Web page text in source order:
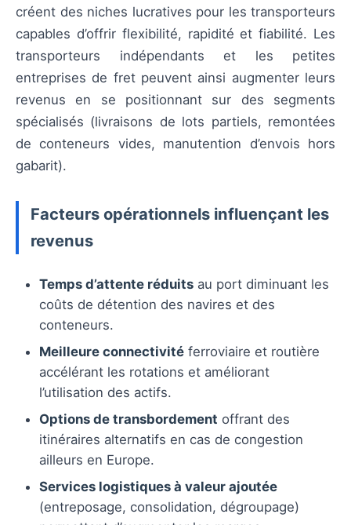
créent des niches lucratives pour les transporteurs
capables d’offrir flexibilité, rapidité et fiabilité. Les
transporteurs indépendants et les petites
entreprises de fret peuvent ainsi augmenter leurs
revenus en se positionnant sur des segments
spécialisés (livraisons de lots partiels, remontées
de conteneurs vides, manutention d’envois hors
gabarit).
Facteurs opérationnels influençant les
revenus
Temps d’attente réduits au port diminuant les
coûts de détention des navires et des
conteneurs.
Meilleure connectivité ferroviaire et routière
accélérant les rotations et améliorant
l’utilisation des actifs.
Options de transbordement offrant des
itinéraires alternatifs en cas de congestion
ailleurs en Europe.
Services logistiques à valeur ajoutée
(entreposage, consolidation, dégroupage)